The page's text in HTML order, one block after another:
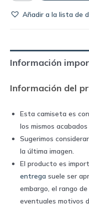
portero
Puma
quantity
Añadir a la lista de
Información
Información del
Esta camiseta es
los mismos
Sugerimos
la última imagen.
El producto es
entrega suele ser
embargo, el rango
eventuales motivos